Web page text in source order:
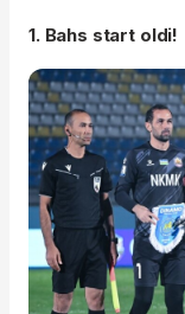
1. Bahs start oldi!